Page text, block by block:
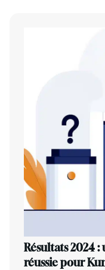
Résultats 2024
réussie pour